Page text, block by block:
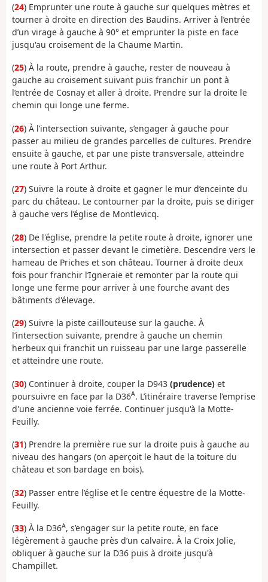
(24) Emprunter une route à gauche sur quelques mètres et
tourner à droite en direction des Baudins. Arriver à l’entrée
d’un virage à gauche à 90° et emprunter la piste en face
jusqu'au croisement de la Chaume Martin.
(25) À la route, prendre à gauche, rester de nouveau à
gauche au croisement suivant puis franchir un pont à
l’entrée de Cosnay et aller à droite. Prendre sur la droite le
chemin qui longe une ferme.
(26) À l’intersection suivante, s’engager à gauche pour
passer au milieu de grandes parcelles de cultures. Prendre
ensuite à gauche, et par une piste transversale, atteindre
une route à Port Arthur.
(27) Suivre la route à droite et gagner le mur d’enceinte du
parc du château. Le contourner par la droite, puis se diriger
à gauche vers l’église de Montlevicq.
(28) De l'église, prendre la petite route à droite, ignorer une
intersection et passer devant le cimetière. Descendre vers le
hameau de Priches et son château. Tourner à droite deux
fois pour franchir l’Igneraie et remonter par la route qui
longe une ferme pour arriver à une fourche avant des
bâtiments d'élevage.
(29) Suivre la piste caillouteuse sur la gauche. À
l’intersection suivante, prendre à gauche un chemin
herbeux qui franchit un ruisseau par une large passerelle
et atteindre une route.
(30) Continuer à droite, couper la D943 (prudence) et
poursuivre en face par la D36A. L’itinéraire traverse l’emprise
d'une ancienne voie ferrée. Continuer jusqu'à la Motte-
Feuilly.
(31) Prendre la première rue sur la droite puis à gauche au
niveau des hangars (on aperçoit le haut de la toiture du
château et son bardage en bois).
(32) Passer entre l’église et le centre équestre de la Motte-
Feuilly.
(33) À la D36A, s’engager sur la petite route, en face
légèrement à gauche près d’un calvaire. À la Croix Jolie,
obliquer à gauche sur la D36 puis à droite jusqu'à
Champillet.